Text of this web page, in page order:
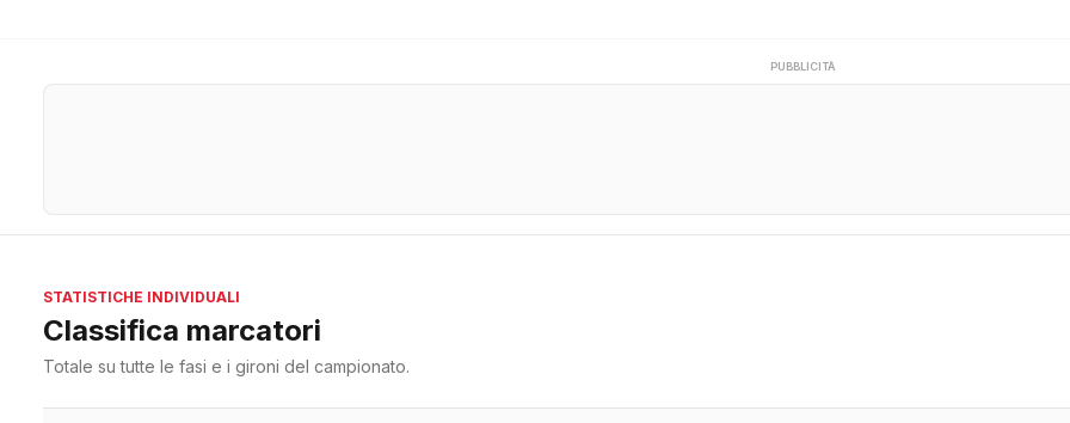
PUBBLICITÀ
STATISTICHE INDIVIDUALI
Classifica marcatori
Totale su tutte le fasi e i gironi del campionato.